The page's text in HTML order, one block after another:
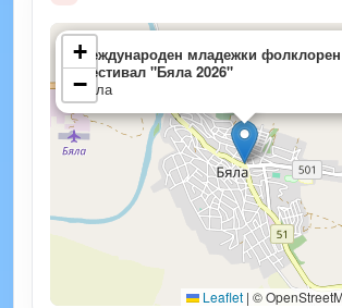
Международен младежки фолклорен
фестивал "Бяла 2026"
Бяла
+
−
Leaflet | ©